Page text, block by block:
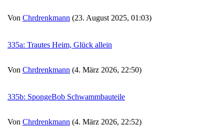
Von Chrdrenkmann (23. August 2025, 01:03)
335a: Trautes Heim, Glück allein
Von Chrdrenkmann (4. März 2026, 22:50)
335b: SpongeBob Schwammbauteile
Von Chrdrenkmann (4. März 2026, 22:52)